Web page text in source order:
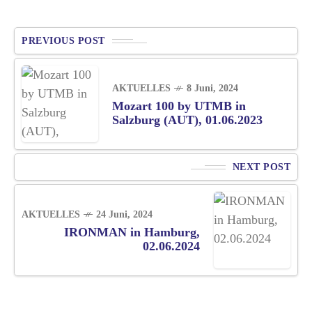
PREVIOUS POST
AKTUELLES 8 Juni, 2024
Mozart 100 by UTMB in
Salzburg (AUT), 01.06.2023
NEXT POST
AKTUELLES 24 Juni, 2024
IRONMAN in Hamburg,
02.06.2024